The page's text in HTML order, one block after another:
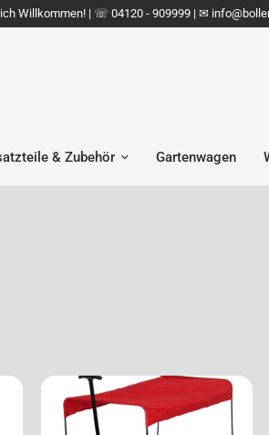
Willkommen! | ☏ 04120 - 909999 | ✉︎
& Zubehör Gartenwagen